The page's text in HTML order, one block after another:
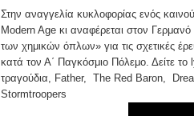
Στην αναγγελία κυκλοφορίας ενός
Modern Age κι αναφέρεται στον
των χημικών όπλων» για τις σχετικές
κατά τον Α΄ Παγκόσμιο Πόλεμο. Δείτε
τραγούδια, Father, The Red Baron,
Stormtroopers